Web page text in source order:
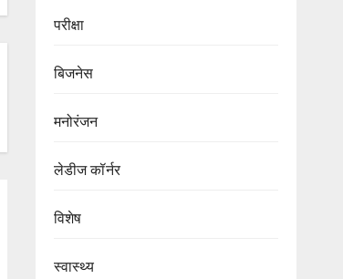
परीक्षा
बिजनेस
मनोरंजन
लेडीज कॉर्नर
विशेष
स्वास्थ्य